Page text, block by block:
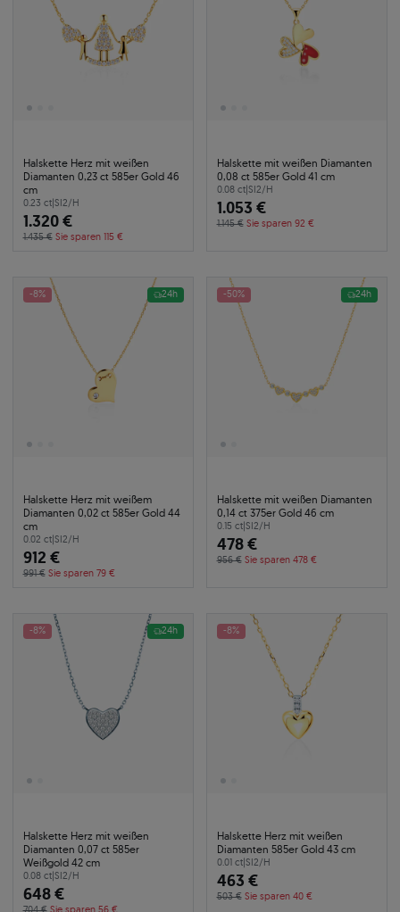
Halskette Herz mit weißen
Diamanten 0,23 ct 585er Gold 46
cm
0.23 ct|SI2/H
1.320 €
1.435 € Sie sparen 115 €
Halskette mit weißen Diamanten
0,08 ct 585er Gold 41 cm
0.08 ct|SI2/H
1.053 €
1.145 € Sie sparen 92 €
-8% 24h
Halskette Herz mit weißem
Diamanten 0,02 ct 585er Gold 44
cm
0.02 ct|SI2/H
912 €
991 € Sie sparen 79 €
-50% 24h
Halskette mit weißen Diamanten
0,14 ct 375er Gold 46 cm
0.15 ct|SI2/H
478 €
956 € Sie sparen 478 €
-8% 24h
Halskette Herz mit weißen
Diamanten 0,07 ct 585er
Weißgold 42 cm
0.08 ct|SI2/H
648 €
704 € Sie sparen 56 €
-8%
Halskette Herz mit weißen
Diamanten 585er Gold 43 cm
0.01 ct|SI2/H
463 €
503 € Sie sparen 40 €